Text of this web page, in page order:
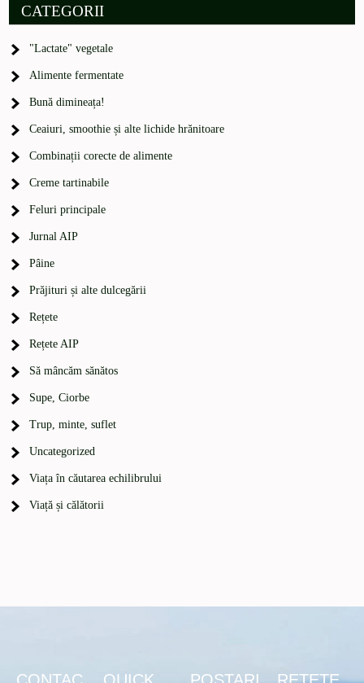
CATEGORII
"Lactate" vegetale
Alimente fermentate
Bună dimineața!
Ceaiuri, smoothie și alte lichide hrănitoare
Combinații corecte de alimente
Creme tartinabile
Feluri principale
Jurnal AIP
Pâine
Prăjituri și alte dulcegării
Rețete
Rețete AIP
Să mâncăm sănătos
Supe, Ciorbe
Trup, minte, suflet
Uncategorized
Viața în căutarea echilibrului
Viață și călătorii